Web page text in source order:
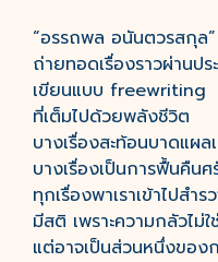
“อรรถพล อนันตวรสกุล”
ถ่ายทอดเรื่องราวผ่านป
เขียนแบบ freewriting
ที่เต็มไปด้วยพลังชีวิต
บางเรื่องสะท้อนบาดแผล
บางเรื่องเป็นการฟื้นคืนศ
ทุกเรื่องพาเราเข้าไปสำ
มีสติ เพราะความกลัวไม่
แต่อาจเป็นส่วนหนึ่งของ